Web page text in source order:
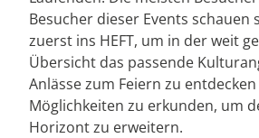
Besucher dieser Events schauen
zuerst ins HEFT, um in der weit
Übersicht das passende
Anlässe zum Feiern zu
Möglichkeiten zu erkunden, um
Horizont zu erweitern.